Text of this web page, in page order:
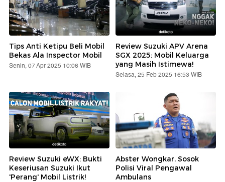
Tips Anti Ketipu Beli Mobil
Bekas Ala Inspector Mobil
Senin, 07 Apr 2025 10:06 WIB
Review Suzuki APV Arena
SGX 2025: Mobil Keluarga
yang Masih Istimewa!
Selasa, 25 Feb 2025 16:53 WIB
Review Suzuki eWX: Bukti
Keseriusan Suzuki Ikut
'Perang' Mobil Listrik!
Abster Wongkar, Sosok
Polisi Viral Pengawal
Ambulans